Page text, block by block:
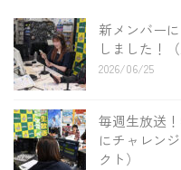
新メンバー
しました！
2026/06/25
毎週生放送
にチャレン
クト）